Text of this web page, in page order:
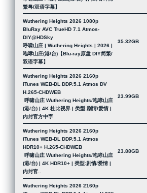
繁粤/双语字幕】
Wuthering Heights 2026 1080p
BluRay AVC TrueHD 7.1 Atmos-
DIY@HDSky
呼啸山庄 | Wuthering Heights | 2026 |
咆哮山庄(港/台)【Blu-ray原盘 DIY简繁/
双语字幕】
35.32GB
Wuthering Heights 2026 2160p
iTunes WEB-DL DDP.5.1 Atmos DV
H.265-CHDWEB
呼啸山庄 Wuthering Heights/咆哮山庄
(港/台) | 4K 杜比视界 | 类型:剧情/爱情 |
内封官方中字
23.99GB
Wuthering Heights 2026 2160p
iTunes WEB-DL DDP.5.1 Atmos
HDR10+ H.265-CHDWEB
呼啸山庄 Wuthering Heights/咆哮山庄
(港/台) | 4K HDR10+ | 类型:剧情/爱情 |
内封官..
23.88GB
Wuthering Heights 2026 2160p